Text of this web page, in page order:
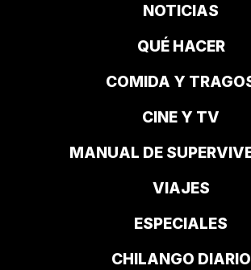
NOTICIAS
QUÉ HACER
COMIDA Y
CINE Y TV
MANUAL DE
VIAJES
ESPECIALES
CHILANGO DIARIO